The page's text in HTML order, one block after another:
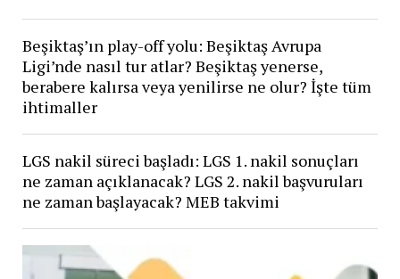
Beşiktaş’ın play-off yolu: Beşiktaş Avrupa
Ligi’nde nasıl tur atlar? Beşiktaş yenerse,
berabere kalırsa veya yenilirse ne olur? İşte tüm
ihtimaller
LGS nakil süreci başladı: LGS 1. nakil sonuçları
ne zaman açıklanacak? LGS 2. nakil başvuruları
ne zaman başlayacak? MEB takvimi